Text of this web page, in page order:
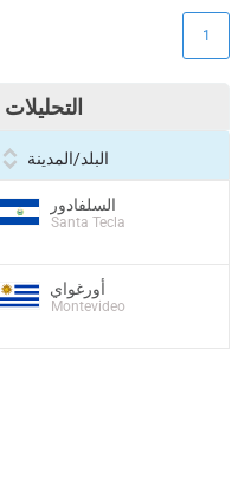
التحليلات
1
البلد/المدينة
السلفادور
Santa Tecla
أورغواي
Montevideo